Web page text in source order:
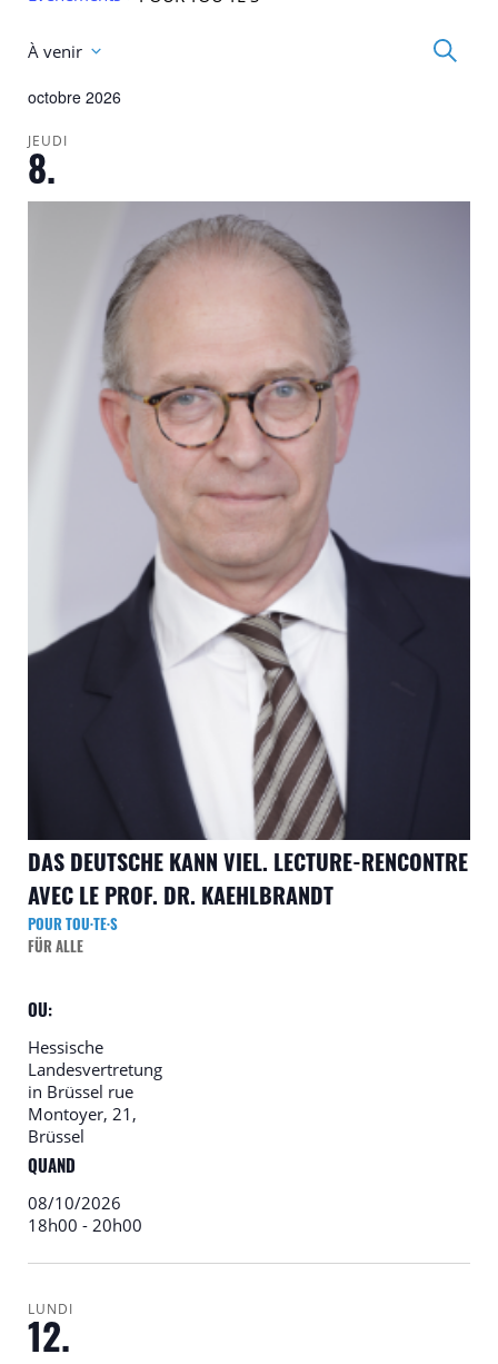
et
À venir
une
date.
octobre 2026
JEUDI
8.
DAS DEUTSCHE KANN VIEL. LECTURE-RENCONTRE
AVEC LE PROF. DR. KAEHLBRANDT
FÜR ALLE
POUR TOU·TE·S
OU:
Hessische
Landesvertretung
in Brüssel rue
Montoyer, 21,
Brüssel
QUAND
08/10/2026
18h00 - 20h00
LUNDI
12.